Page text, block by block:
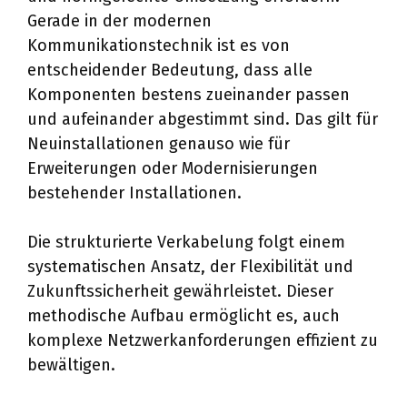
Gerade in der modernen
Kommunikationstechnik ist es von
entscheidender Bedeutung, dass alle
Komponenten bestens zueinander passen
und aufeinander abgestimmt sind. Das gilt für
Neuinstallationen genauso wie für
Erweiterungen oder Modernisierungen
bestehender Installationen.
Die strukturierte Verkabelung folgt einem
systematischen Ansatz, der Flexibilität und
Zukunftssicherheit gewährleistet. Dieser
methodische Aufbau ermöglicht es, auch
komplexe Netzwerkanforderungen effizient zu
bewältigen.